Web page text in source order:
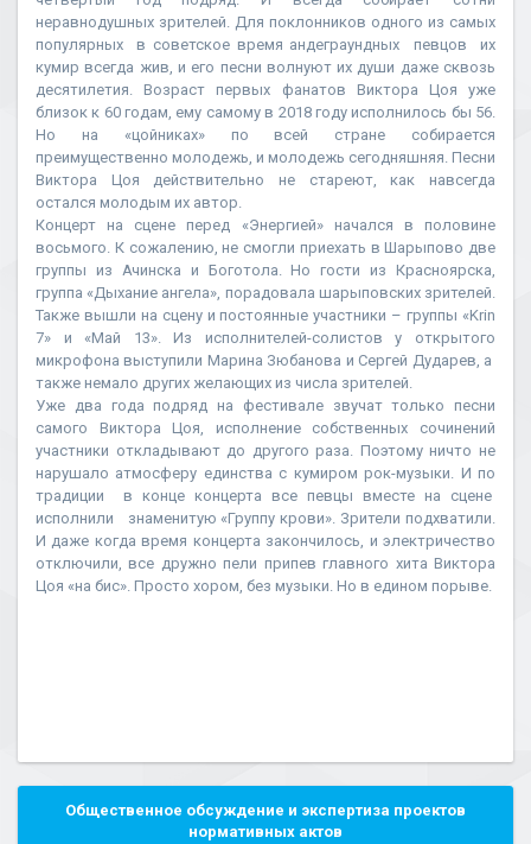
неравнодушных зрителей. Для поклонников одного из самых
популярных в советское время андеграундных певцов их
кумир всегда жив, и его песни волнуют их души даже сквозь
десятилетия. Возраст первых фанатов Виктора Цоя уже
близок к 60 годам, ему самому в 2018 году исполнилось бы 56.
Но на «цойниках» по всей стране собирается
преимущественно молодежь, и молодежь сегодняшняя. Песни
Виктора Цоя действительно не стареют, как навсегда
остался молодым их автор.
Концерт на сцене перед «Энергией» начался в половине
восьмого. К сожалению, не смогли приехать в Шарыпово две
группы из Ачинска и Боготола. Но гости из Красноярска,
группа «Дыхание ангела», порадовала шарыповских зрителей.
Также вышли на сцену и постоянные участники – группы «Krin
7» и «Май 13». Из исполнителей-солистов у открытого
микрофона выступили Марина Зюбанова и Сергей Дударев, а
также немало других желающих из числа зрителей.
Уже два года подряд на фестивале звучат только песни
самого Виктора Цоя, исполнение собственных сочинений
участники откладывают до другого раза. Поэтому ничто не
нарушало атмосферу единства с кумиром рок-музыки. И по
традиции в конце концерта все певцы вместе на сцене
исполнили знаменитую «Группу крови». Зрители подхватили.
И даже когда время концерта закончилось, и электричество
отключили, все дружно пели припев главного хита Виктора
Цоя «на бис». Просто хором, без музыки. Но в едином порыве.
Общественное обсуждение и экспертиза проектов
нормативных актов